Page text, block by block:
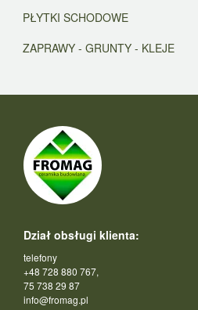
PŁYTKI SCHODOWE
ZAPRAWY - GRUNTY - KLEJE
Dział obsługi klienta:
telefony
+48 728 880 767,
75 738 29 87
info@fromag.pl